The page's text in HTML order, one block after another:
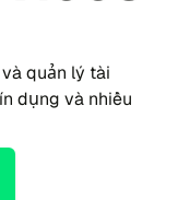
quản lý tài
dụng và nhiều